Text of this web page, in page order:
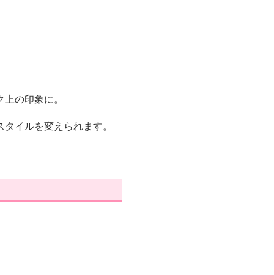
の印象に。
イルを変えられます。